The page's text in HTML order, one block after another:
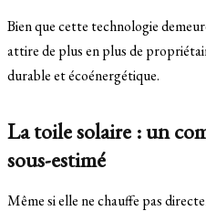
Bien que cette technologie
attire de plus en plus de
durable et écoénergétique.
La toile solaire : un
sous-estimé
Même si elle ne chauffe pas